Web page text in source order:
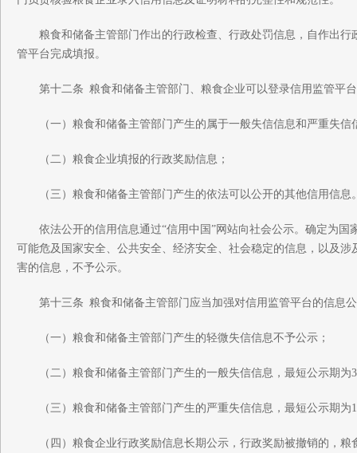
粮食和储备主管部门作出的行政检查、行政处罚信息，自作出行
管平台完成填报。
第十二条 粮食和储备主管部门、粮食企业可以登录信用监管平台
（一）粮食和储备主管部门产生的属于一般失信信息和严重失信
（二）粮食企业填报的行政奖励信息；
（三）粮食和储备主管部门产生的依法可以公开的其他信用信息
依法公开的信用信息通过“信用中国”网站向社会公示。确定为国
可能危及国家安全、公共安全、经济安全、社会稳定的信息，以及
害的信息，不予公示。
第十三条 粮食和储备主管部门应当加强对信用监管平台的信息
（一）粮食和储备主管部门产生的轻微失信信息不予公示；
（二）粮食和储备主管部门产生的一般失信信息，最短公示期为3
（三）粮食和储备主管部门产生的严重失信信息，最短公示期为1
（四）粮食企业行政奖励信息长期公示，行政奖励被撤销的，粮